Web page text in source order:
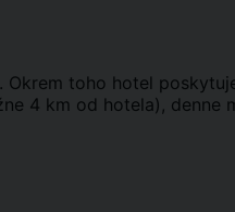
Okrem toho hotel
4 km od hotela), denne